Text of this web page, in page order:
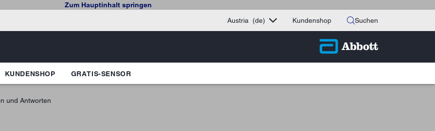
Zum Hauptinhalt springen
Austria
(de) Kundenshop Suchen
KUNDENSHOP GRATIS-SENSOR
und Antworten